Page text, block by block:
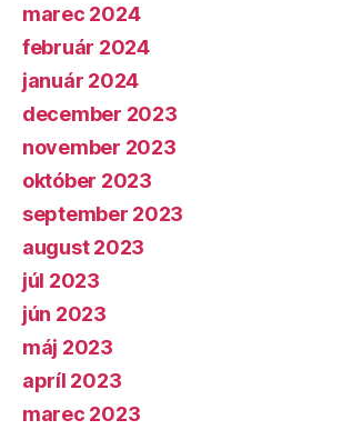
marec 2024
február 2024
január 2024
december 2023
november 2023
október 2023
september 2023
august 2023
júl 2023
jún 2023
máj 2023
apríl 2023
marec 2023